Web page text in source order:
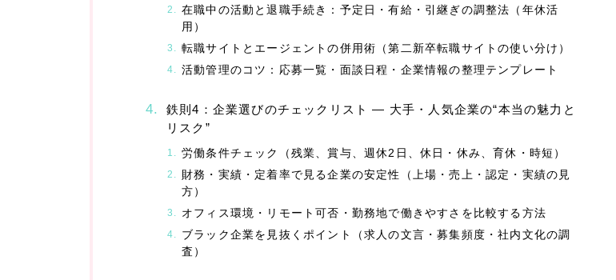
スポーツ・趣味
アウトドア
スポーツ
ファッション
服
ファッション小物
在職中の活動と退職手続き：予定日・有給・引継ぎの調整法（年休活
用）
転職サイトとエージェントの併用術（第二新卒転職サイトの使い分け）
活動管理のコツ：応募一覧・面談日程・企業情報の整理テンプレート
鉄則4：企業選びのチェックリスト — 大手・人気企業の“本当の魅力と
リスク”
労働条件チェック（残業、賞与、週休2日、休日・休み、育休・時短）
財務・実績・定着率で見る企業の安定性（上場・売上・認定・実績の見
方）
オフィス環境・リモート可否・勤務地で働きやすさを比較する方法
ブラック企業を見抜くポイント（求人の文言・募集頻度・社内文化の調
査）